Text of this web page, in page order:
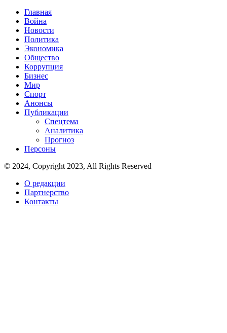
Главная
Война
Новости
Политика
Экономика
Общество
Коррупция
Бизнес
Мир
Спорт
Анонсы
Публикации
Спецтема
Аналитика
Прогноз
Персоны
© 2024, Copyright 2023, All Rights Reserved
О редакции
Партнерство
Контакты